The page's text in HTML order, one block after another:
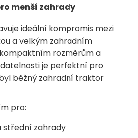
menší zahrady
ideální kompromis mezi
a velkým zahradním
rozměrům a
je perfektní pro
běžný zahradní traktor
pro:
střední zahrady